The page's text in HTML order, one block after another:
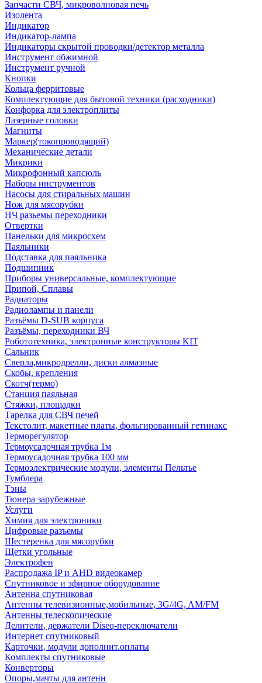
Запчасти СВЧ, микроволновая печь
Изолента
Индикатор
Индикатор-лампа
Индикаторы скрытой проводки/детектор металла
Инструмент обжимной
Инструмент ручной
Кнопки
Кольца ферритовые
Комплектующие для бытовой техники (расходники)
Конфорка для электроплиты
Лазерные головки
Магниты
Маркер(токопроводящий)
Механические детали
Микрики
Микрофонный капсюль
Наборы инструментов
Насосы для стиральных машин
Нож для мясорубки
НЧ разьемы переходники
Отвертки
Панельки для микросхем
Паяльники
Подставка для паяльника
Подшипник
Приборы универсальные, комплектующие
Припой, Сплавы
Радиаторы
Радиолампы и панели
Разъёмы D-SUB корпуса
Разъёмы, переходники ВЧ
Робототехника, электронные конструкторы KIT
Сальник
Сверла,микродрелли, диски алмазные
Скобы, крепления
Скотч(термо)
Станция паяльная
Стяжки, площадки
Тарелка для СВЧ печей
Текстолит, макетные платы, фольгированный гетинакс
Терморегулятор
Термоусадочная трубка 1м
Термоусадочная трубка 100 мм
Термоэлектрические модули, элементы Пельтье
Тумблера
Тэны
Тюнера зарубежные
Услуги
Химия для электроники
Цифровые разъемы
Шестеренка для мясорубки
Щетки угольные
Электрофен
Распродажа IP и AHD видеокамер
Спутниковое и эфирное оборудование
Антенна спутниковая
Антенны телевизионные,мобильные, 3G/4G, AM/FM
Антенны телескопические
Делители, держатели Diseq-переключатели
Интернет спутниковый
Карточки, модули дополнит.оплаты
Комплекты спутниковые
Конверторы
Опоры,мачты для антенн